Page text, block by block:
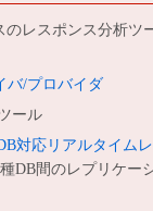
のレスポンス分析ツ
バ/プロバイダ
ール
対応リアルタイムレ
DB間のレプリケー